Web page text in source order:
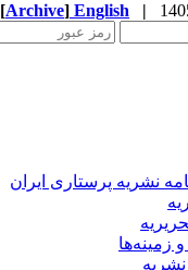
|
English
[Archive]
نشریه پرستاری ایران
زمینه‌ها
نشریه